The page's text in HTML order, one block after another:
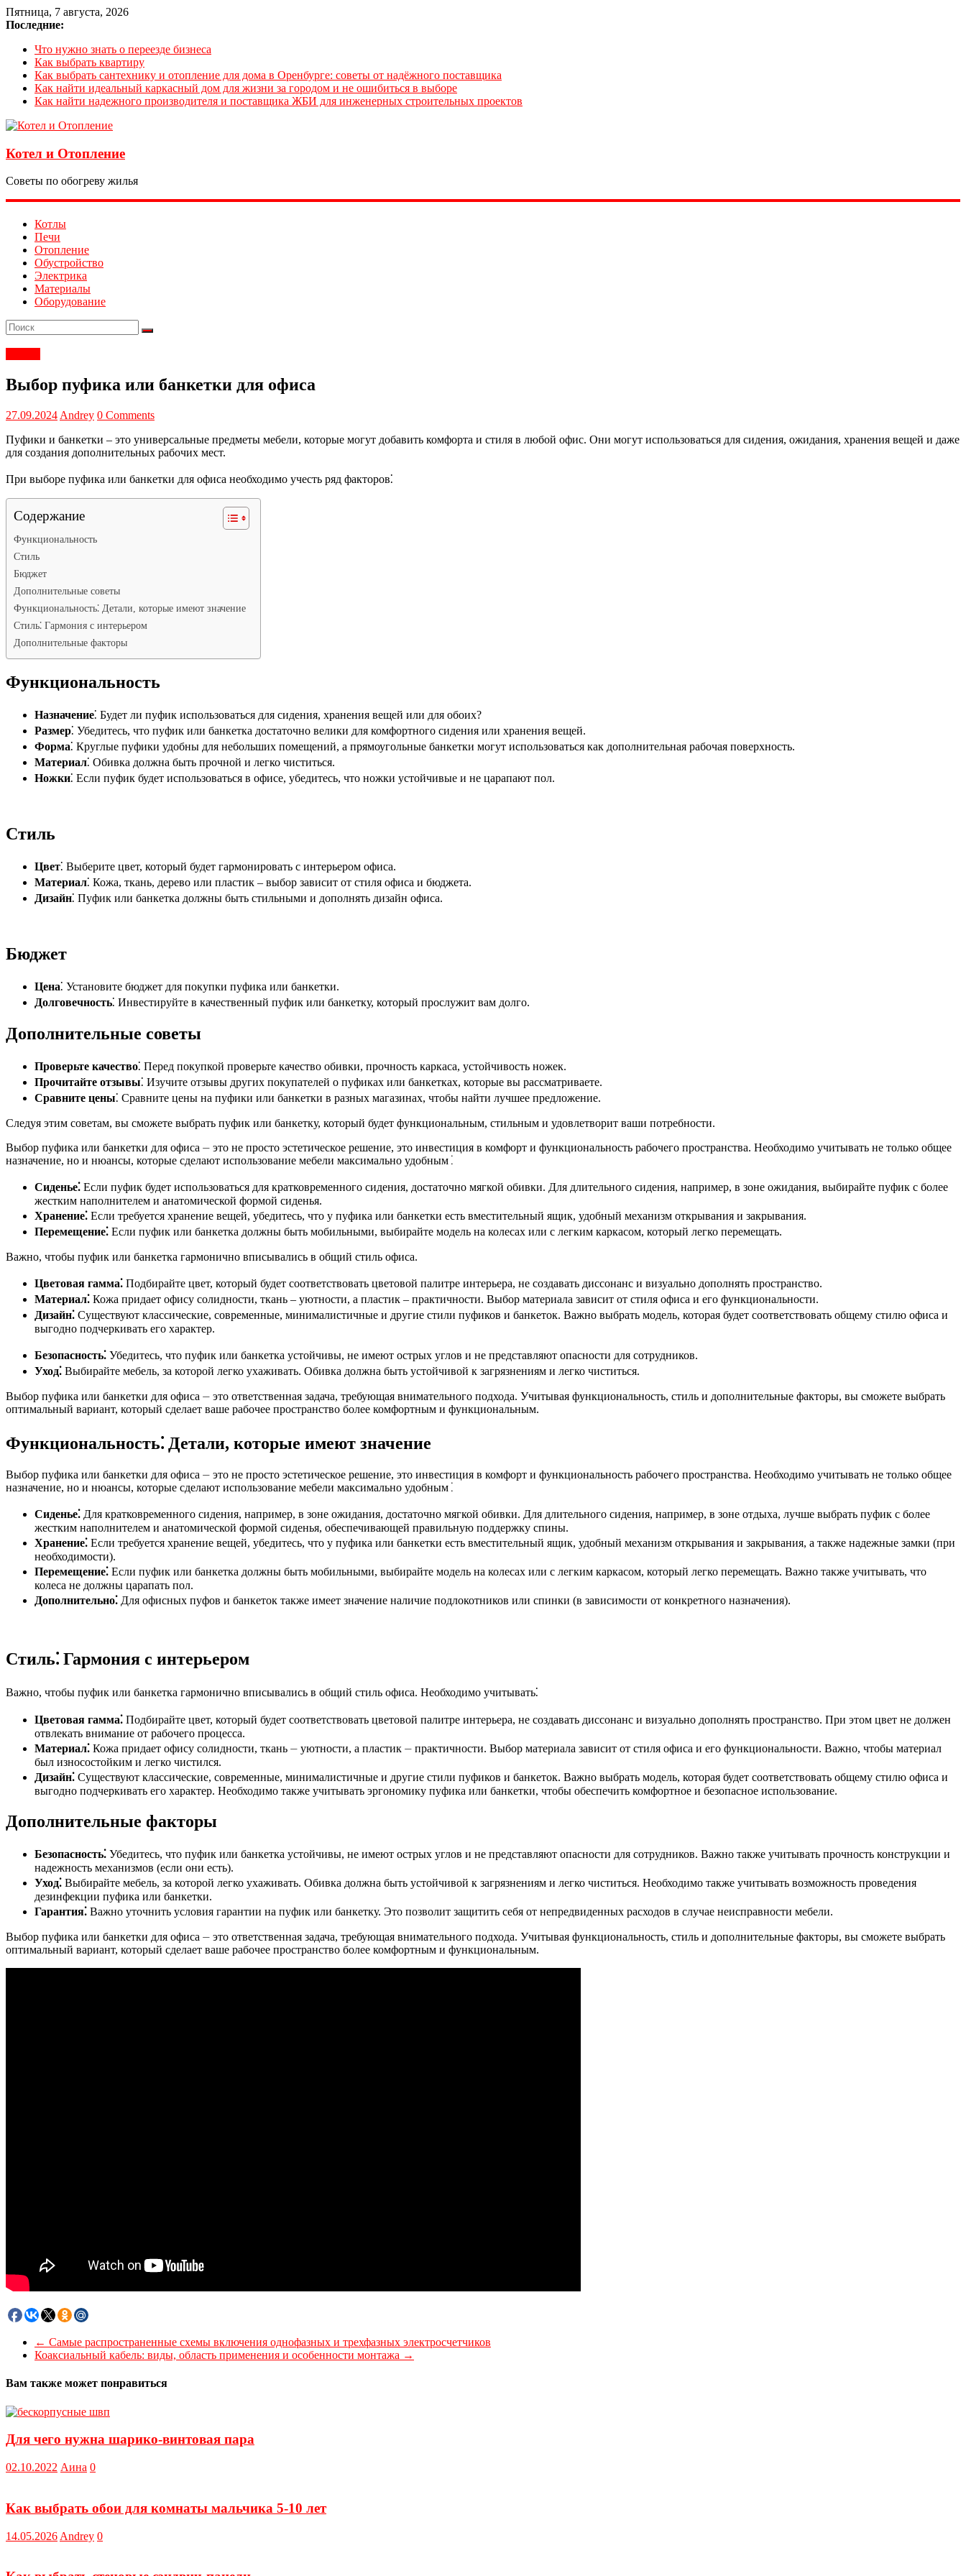
Пятница, 7 августа, 2026
Последние:
Что нужно знать о переезде бизнеса
Как выбрать квартиру
Как выбрать сантехнику и отопление для дома в Оренбурге: советы от надёжного поставщика
Как найти идеальный каркасный дом для жизни за городом и не ошибиться в выборе
Как найти надежного производителя и поставщика ЖБИ для инженерных строительных проектов
Котел и Отопление
Советы по обогреву жилья
Котлы
Печи
Отопление
Обустройство
Электрика
Материалы
Оборудование
Выбор пуфика или банкетки для офиса
27.09.2024 Andrey 0 Comments
Пуфики и банкетки – это универсальные предметы мебели, которые могут добавить комфорта и стиля в любой офис. Они могут использоваться для сидения, ожидания, хранения вещей и даже
для создания дополнительных рабочих мест.
При выборе пуфика или банкетки для офиса необходимо учесть ряд факторов⁚
Содержание
Функциональность
Стиль
Бюджет
Дополнительные советы
Функциональность⁚ Детали, которые имеют значение
Стиль⁚ Гармония с интерьером
Дополнительные факторы
Функциональность
Назначение⁚ Будет ли пуфик использоваться для сидения, хранения вещей или для обоих?
Размер⁚ Убедитесь, что пуфик или банкетка достаточно велики для комфортного сидения или хранения вещей.
Форма⁚ Круглые пуфики удобны для небольших помещений, а прямоугольные банкетки могут использоваться как дополнительная рабочая поверхность.
Материал⁚ Обивка должна быть прочной и легко чиститься.
Ножки⁚ Если пуфик будет использоваться в офисе, убедитесь, что ножки устойчивые и не царапают пол.
Стиль
Цвет⁚ Выберите цвет, который будет гармонировать с интерьером офиса.
Материал⁚ Кожа, ткань, дерево или пластик – выбор зависит от стиля офиса и бюджета.
Дизайн⁚ Пуфик или банкетка должны быть стильными и дополнять дизайн офиса.
Бюджет
Цена⁚ Установите бюджет для покупки пуфика или банкетки.
Долговечность⁚ Инвестируйте в качественный пуфик или банкетку, который прослужит вам долго.
Дополнительные советы
Проверьте качество⁚ Перед покупкой проверьте качество обивки, прочность каркаса, устойчивость ножек.
Прочитайте отзывы⁚ Изучите отзывы других покупателей о пуфиках или банкетках, которые вы рассматриваете.
Сравните цены⁚ Сравните цены на пуфики или банкетки в разных магазинах, чтобы найти лучшее предложение.
Следуя этим советам, вы сможете выбрать пуфик или банкетку, который будет функциональным, стильным и удовлетворит ваши потребности.
Выбор пуфика или банкетки для офиса ⏤ это не просто эстетическое решение, это инвестиция в комфорт и функциональность рабочего пространства. Необходимо учитывать не только общее
назначение, но и нюансы, которые сделают использование мебели максимально удобным⁚
Сиденье⁚ Если пуфик будет использоваться для кратковременного сидения, достаточно мягкой обивки. Для длительного сидения, например, в зоне ожидания, выбирайте пуфик с более
жестким наполнителем и анатомической формой сиденья.
Хранение⁚ Если требуется хранение вещей, убедитесь, что у пуфика или банкетки есть вместительный ящик, удобный механизм открывания и закрывания.
Перемещение⁚ Если пуфик или банкетка должны быть мобильными, выбирайте модель на колесах или с легким каркасом, который легко перемещать.
Важно, чтобы пуфик или банкетка гармонично вписывались в общий стиль офиса.
Цветовая гамма⁚ Подбирайте цвет, который будет соответствовать цветовой палитре интерьера, не создавать диссонанс и визуально дополнять пространство.
Материал⁚ Кожа придает офису солидности, ткань ‒ уютности, а пластик ‒ практичности. Выбор материала зависит от стиля офиса и его функциональности.
Дизайн⁚ Существуют классические, современные, минималистичные и другие стили пуфиков и банкеток. Важно выбрать модель, которая будет соответствовать общему стилю офиса и
выгодно подчеркивать его характер.
Безопасность⁚ Убедитесь, что пуфик или банкетка устойчивы, не имеют острых углов и не представляют опасности для сотрудников.
Уход⁚ Выбирайте мебель, за которой легко ухаживать. Обивка должна быть устойчивой к загрязнениям и легко чиститься.
Выбор пуфика или банкетки для офиса ⏤ это ответственная задача, требующая внимательного подхода. Учитывая функциональность, стиль и дополнительные факторы, вы сможете выбрать
оптимальный вариант, который сделает ваше рабочее пространство более комфортным и функциональным.
Функциональность⁚ Детали, которые имеют значение
Выбор пуфика или банкетки для офиса ⏤ это не просто эстетическое решение, это инвестиция в комфорт и функциональность рабочего пространства. Необходимо учитывать не только общее
назначение, но и нюансы, которые сделают использование мебели максимально удобным⁚
Сиденье⁚ Для кратковременного сидения, например, в зоне ожидания, достаточно мягкой обивки. Для длительного сидения, например, в зоне отдыха, лучше выбрать пуфик с более
жестким наполнителем и анатомической формой сиденья, обеспечивающей правильную поддержку спины.
Хранение⁚ Если требуется хранение вещей, убедитесь, что у пуфика или банкетки есть вместительный ящик, удобный механизм открывания и закрывания, а также надежные замки (при
необходимости).
Перемещение⁚ Если пуфик или банкетка должны быть мобильными, выбирайте модель на колесах или с легким каркасом, который легко перемещать. Важно также учитывать, что
колеса не должны царапать пол.
Дополнительно⁚ Для офисных пуфов и банкеток также имеет значение наличие подлокотников или спинки (в зависимости от конкретного назначения).
Стиль⁚ Гармония с интерьером
Важно, чтобы пуфик или банкетка гармонично вписывались в общий стиль офиса. Необходимо учитывать⁚
Цветовая гамма⁚ Подбирайте цвет, который будет соответствовать цветовой палитре интерьера, не создавать диссонанс и визуально дополнять пространство. При этом цвет не должен
отвлекать внимание от рабочего процесса.
Материал⁚ Кожа придает офису солидности, ткань ⏤ уютности, а пластик ⏤ практичности. Выбор материала зависит от стиля офиса и его функциональности. Важно, чтобы материал
был износостойким и легко чистился.
Дизайн⁚ Существуют классические, современные, минималистичные и другие стили пуфиков и банкеток. Важно выбрать модель, которая будет соответствовать общему стилю офиса и
выгодно подчеркивать его характер. Необходимо также учитывать эргономику пуфика или банкетки, чтобы обеспечить комфортное и безопасное использование.
Дополнительные факторы
Безопасность⁚ Убедитесь, что пуфик или банкетка устойчивы, не имеют острых углов и не представляют опасности для сотрудников. Важно также учитывать прочность конструкции и
надежность механизмов (если они есть).
Уход⁚ Выбирайте мебель, за которой легко ухаживать. Обивка должна быть устойчивой к загрязнениям и легко чиститься. Необходимо также учитывать возможность проведения
дезинфекции пуфика или банкетки.
Гарантия⁚ Важно уточнить условия гарантии на пуфик или банкетку. Это позволит защитить себя от непредвиденных расходов в случае неисправности мебели.
Выбор пуфика или банкетки для офиса ⏤ это ответственная задача, требующая внимательного подхода. Учитывая функциональность, стиль и дополнительные факторы, вы сможете выбрать
оптимальный вариант, который сделает ваше рабочее пространство более комфортным и функциональным.
← Самые распространенные схемы включения однофазных и трехфазных электросчетчиков
Коаксиальный кабель: виды, область применения и особенности монтажа →
Вам также может понравиться
Для чего нужна шарико-винтовая пара
02.10.2022 Аина 0
Как выбрать обои для комнаты мальчика 5-10 лет
14.05.2026 Andrey 0